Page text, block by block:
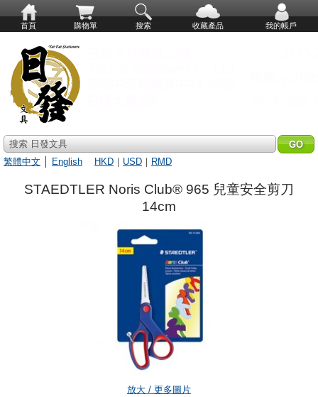
首頁 購物單 搜索 收藏產品 我的帳戶
搜索 日發文具
繁體中文
English HKD ｜ USD ｜ RMD
STAEDTLER Noris Club® 965 兒童安全剪刀
14cm
放大 / 更多圖片